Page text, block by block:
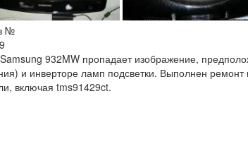
№
932MW пропадает изображение,
и инверторе ламп подсветки. Выполнен
включая tms91429ct.